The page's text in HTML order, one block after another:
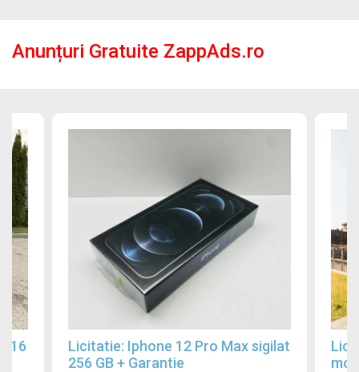
Anunțuri Gratuite ZappAds.ro
Licitatie: Iphone 12 Pro Max sigilat
256 GB + Garantie